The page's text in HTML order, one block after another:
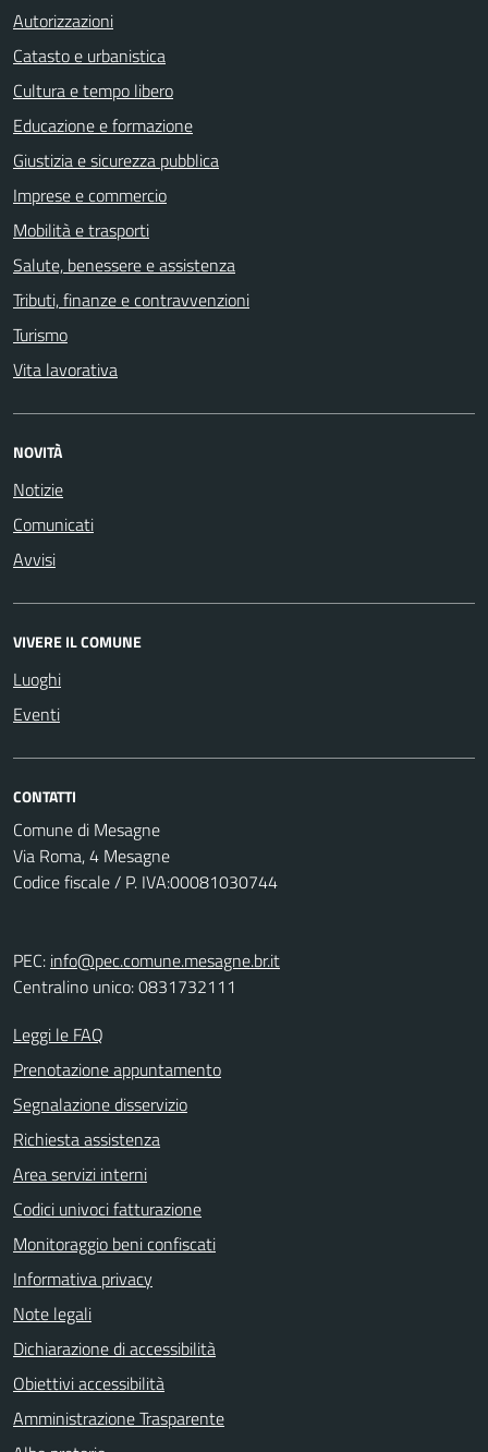
Autorizzazioni
Catasto e urbanistica
Cultura e tempo libero
Educazione e formazione
Giustizia e sicurezza pubblica
Imprese e commercio
Mobilità e trasporti
Salute, benessere e assistenza
Tributi, finanze e contravvenzioni
Turismo
Vita lavorativa
NOVITÀ
Notizie
Comunicati
Avvisi
VIVERE IL COMUNE
Luoghi
Eventi
CONTATTI
Comune di Mesagne
Via Roma, 4 Mesagne
Codice fiscale / P. IVA:00081030744
PEC: info@pec.comune.mesagne.br.it
Centralino unico: 0831732111
Leggi le FAQ
Prenotazione appuntamento
Segnalazione disservizio
Richiesta assistenza
Area servizi interni
Codici univoci fatturazione
Monitoraggio beni confiscati
Informativa privacy
Note legali
Dichiarazione di accessibilità
Obiettivi accessibilità
Amministrazione Trasparente